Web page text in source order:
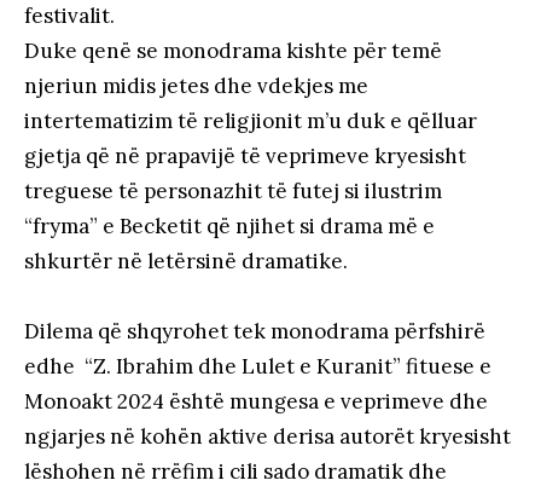
festivalit.
Duke qenë se monodrama kishte për temë
njeriun midis jetes dhe vdekjes me
intertematizim të religjionit m’u duk e qëlluar
gjetja që në prapavijë të veprimeve kryesisht
treguese të personazhit të futej si ilustrim
“fryma” e Becketit që njihet si drama më e
shkurtër në letërsinë dramatike.
Dilema që shqyrohet tek monodrama përfshirë
edhe “Z. Ibrahim dhe Lulet e Kuranit” fituese e
Monoakt 2024 është mungesa e veprimeve dhe
ngjarjes në kohën aktive derisa autorët kryesisht
lëshohen në rrëfim i cili sado dramatik dhe